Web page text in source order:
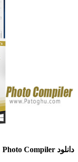
دانلود Photo Compiler